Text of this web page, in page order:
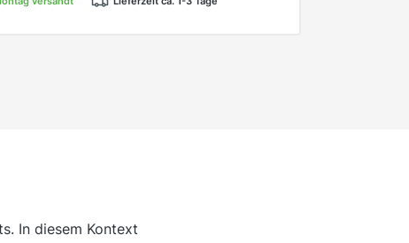
In diesem Kontext